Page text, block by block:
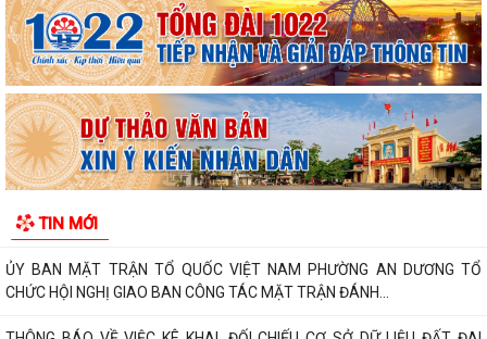
TIN MỚI
PHƯỜNG AN DƯƠNG KHÁNH THÀNH NHÀ ĐẠI ĐOÀN KẾT TẠI TỔ DÂN
PHỐ NAM HÀ
ỦY BAN MTTQ VIỆT NAM PHƯỜNG AN DƯƠNG TỔ CHỨC HỘI NGHỊ LẦN
THỨ 4, NHIỆM KỲ 2025 – 2030
Đoàn lãnh đạo phường An Dương thăm, tặng quà người có công và gia
đình chính sách nhân kỷ niệm 79...
ỦY BAN MẶT TRẬN TỔ QUỐC VIỆT NAM PHƯỜNG AN DƯƠNG TỔ
CHỨC HỘI NGHỊ GIAO BAN CÔNG TÁC MẶT TRẬN ĐÁNH...
THÔNG BÁO VỀ VIỆC KÊ KHAI, ĐỐI CHIẾU CƠ SỞ DỮ LIỆU ĐẤT ĐAI
TRÊN ĐỊA BÀN PHƯỜNG AN DƯƠNG